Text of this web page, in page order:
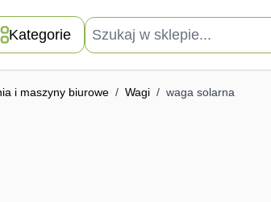
Kategorie
Szukaj w sklepie...
i maszyny biurowe / Wagi / waga solarna